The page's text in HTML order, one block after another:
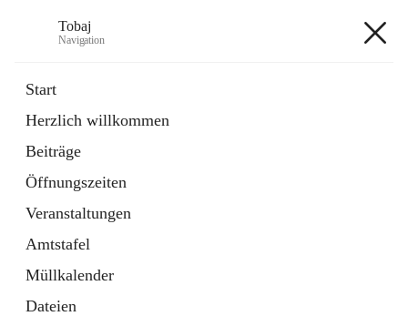
Tobaj
Navigation
Start
Herzlich willkommen
Beiträge
Öffnungszeiten
Veranstaltungen
Amtstafel
Müllkalender
Dateien
Externe Webseite
in
Tab
Formulare
2 Schnellzugriffe